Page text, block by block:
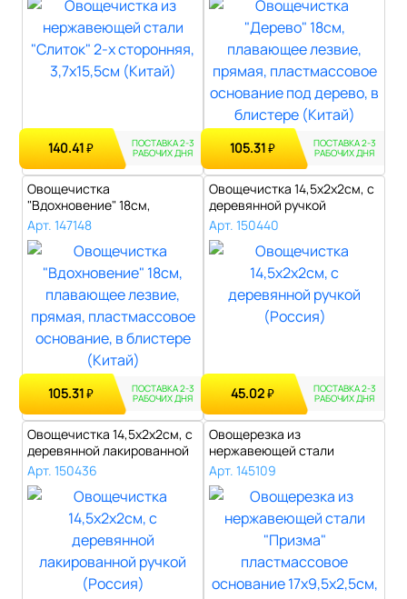
140.41₽ ПОСТАВКА 2-3
РАБОЧИХ ДНЯ 105.31₽ ПОСТАВКА 2-3
РАБОЧИХ ДНЯ
Овощечистка
"Вдохновение" 18см,
плавающее лезвие, пряма..
Арт. 147148
105.31₽ ПОСТАВКА 2-3
РАБОЧИХ ДНЯ
Овощечистка 14,5х2х2см, с
деревянной ручкой
(Россия)..
Арт. 150440
45.02₽ ПОСТАВКА 2-3
РАБОЧИХ ДНЯ
Овощечистка 14,5х2х2см, с
деревянной лакированной
ручко..
Арт. 150436
Овощерезка из
нержавеющей стали
"Призма" пластмассовое ..
Арт. 145109